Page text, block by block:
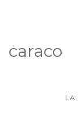
caraco
LA